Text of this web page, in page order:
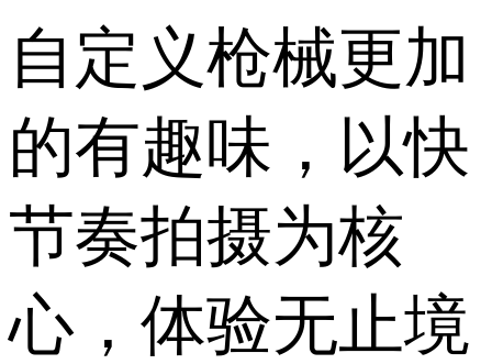
自定义枪械更加
的有趣味，以快
节奏拍摄为核
心，体验无止境